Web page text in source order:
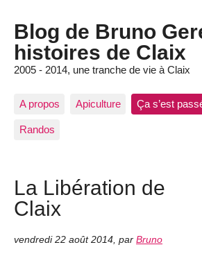
Blog de Bruno
histoires de Claix
2005 - 2014, une tranche de vie à Claix
A propos Apiculture Ça s’est
Randos
La Libération de
Claix
vendredi 22 août 2014 par Bruno